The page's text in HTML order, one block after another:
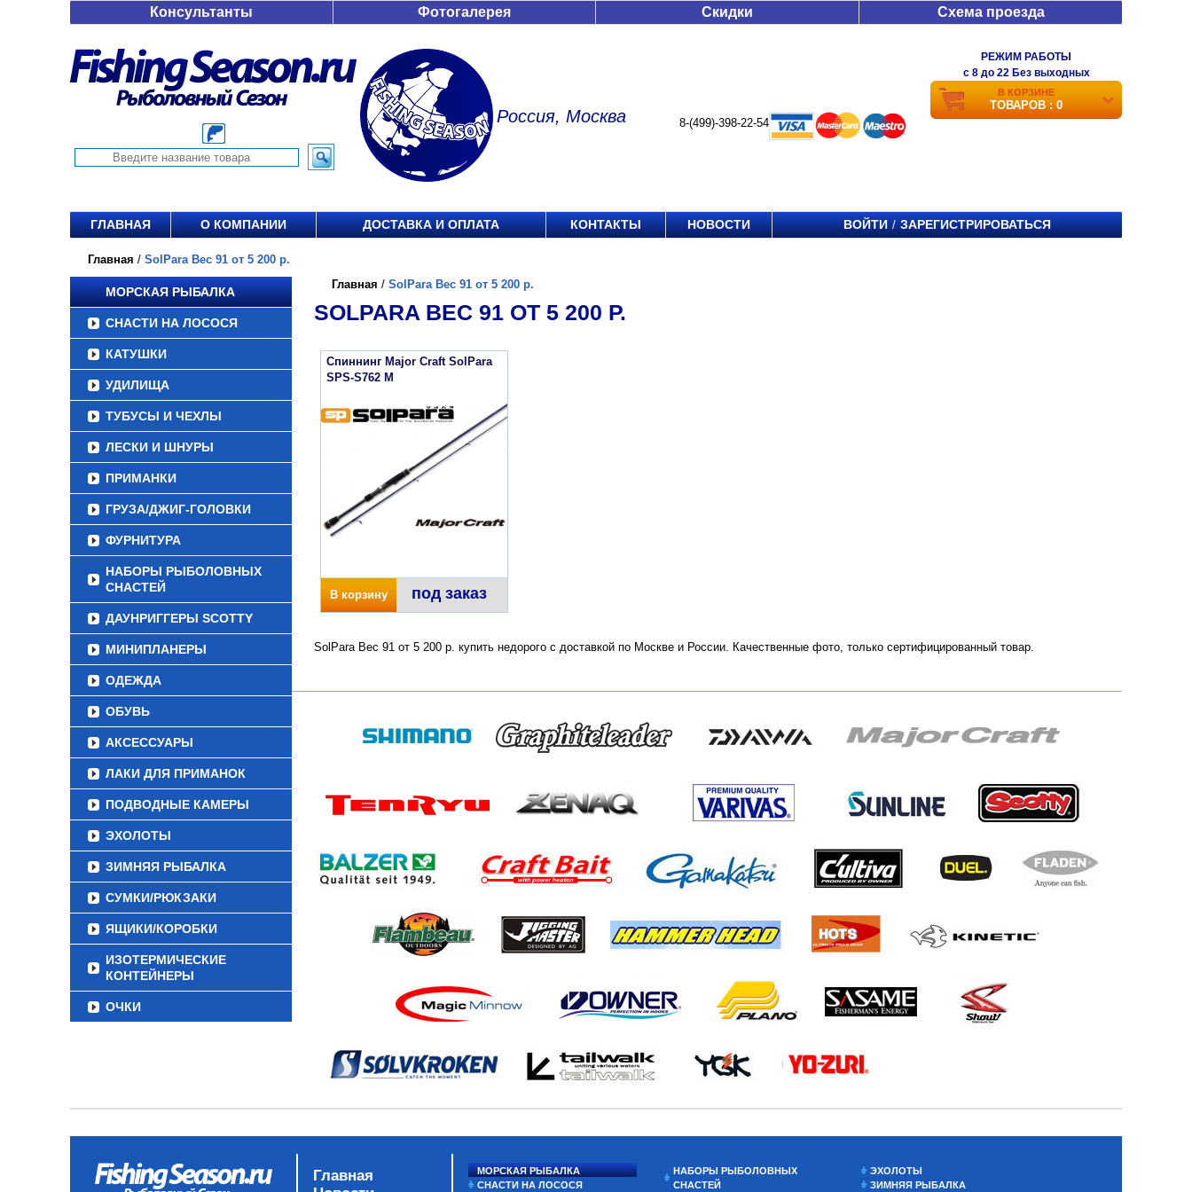
Консультанты Фотогалерея Скидки Схема проезда
Россия, Москва 8-(499)-398-22-54
РЕЖИМ РАБОТЫ
c 8 до 22 Без выходных
В КОРЗИНЕ
ТОВАРОВ : 0
ГЛАВНАЯ О КОМПАНИИ ДОСТАВКА И ОПЛАТА КОНТАКТЫ НОВОСТИ ВОЙТИ / ЗАРЕГИСТРИРОВАТЬСЯ
Главная / SolPara Вес 91 от 5 200 р.
МОРСКАЯ РЫБАЛКА
СНАСТИ НА ЛОСОСЯ
КАТУШКИ
УДИЛИЩА
ТУБУСЫ И ЧЕХЛЫ
ЛЕСКИ И ШНУРЫ
ПРИМАНКИ
ГРУЗА/ДЖИГ-ГОЛОВКИ
ФУРНИТУРА
НАБОРЫ РЫБОЛОВНЫХ
СНАСТЕЙ
ДАУНРИГГЕРЫ SCOTTY
МИНИПЛАНЕРЫ
ОДЕЖДА
ОБУВЬ
АКСЕССУАРЫ
ЛАКИ ДЛЯ ПРИМАНОК
ПОДВОДНЫЕ КАМЕРЫ
ЭХОЛОТЫ
ЗИМНЯЯ РЫБАЛКА
СУМКИ/РЮКЗАКИ
ЯЩИКИ/КОРОБКИ
ИЗОТЕРМИЧЕСКИЕ
КОНТЕЙНЕРЫ
ОЧКИ
Главная / SolPara Вес 91 от 5 200 р.
SOLPARA ВЕС 91 ОТ 5 200 Р.
Спиннинг Major Craft SolPara
SPS-S762 M
В корзину под заказ
SolPara Вес 91 от 5 200 р. купить недорого с доставкой по Москве и России. Качественные фото, только сертифицированный товар.
Главная
МОРСКАЯ РЫБАЛКА
СНАСТИ НА ЛОСОСЯ
НАБОРЫ РЫБОЛОВНЫХ
СНАСТЕЙ
ЭХОЛОТЫ
ЗИМНЯЯ РЫБАЛКА